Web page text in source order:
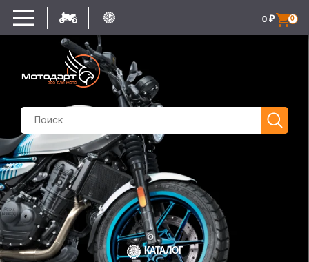
0
0 ₽
КАТАЛОГ